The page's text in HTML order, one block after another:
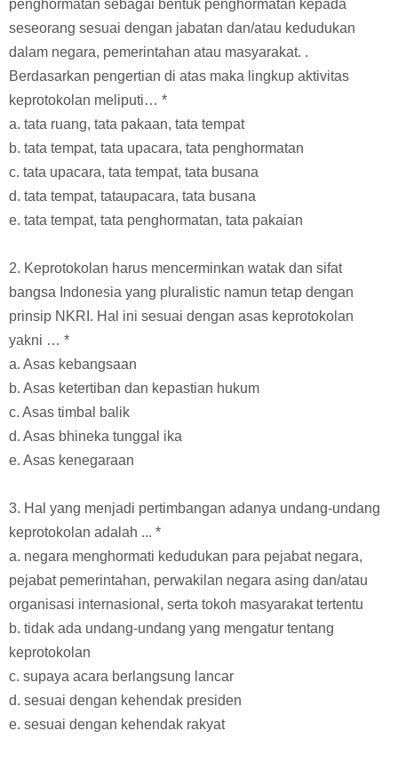
penghormatan sebagai bentuk penghormatan kepada
seseorang sesuai dengan jabatan dan/atau kedudukan
dalam negara, pemerintahan atau masyarakat. .
Berdasarkan pengertian di atas maka lingkup aktivitas
keprotokolan meliputi… *
a. tata ruang, tata pakaan, tata tempat
b. tata tempat, tata upacara, tata penghormatan
c. tata upacara, tata tempat, tata busana
d. tata tempat, tataupacara, tata busana
e. tata tempat, tata penghormatan, tata pakaian
2. Keprotokolan harus mencerminkan watak dan sifat
bangsa Indonesia yang pluralistic namun tetap dengan
prinsip NKRI. Hal ini sesuai dengan asas keprotokolan
yakni … *
a. Asas kebangsaan
b. Asas ketertiban dan kepastian hukum
c. Asas timbal balik
d. Asas bhineka tunggal ika
e. Asas kenegaraan
3. Hal yang menjadi pertimbangan adanya undang-undang
keprotokolan adalah ... *
a. negara menghormati kedudukan para pejabat negara,
pejabat pemerintahan, perwakilan negara asing dan/atau
organisasi internasional, serta tokoh masyarakat tertentu
b. tidak ada undang-undang yang mengatur tentang
keprotokolan
c. supaya acara berlangsung lancar
d. sesuai dengan kehendak presiden
e. sesuai dengan kehendak rakyat